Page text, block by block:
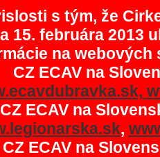
s tým, že
15. februára 2013
na
CZ ECAV na
CZ ECAV na
,
CZ ECAV na